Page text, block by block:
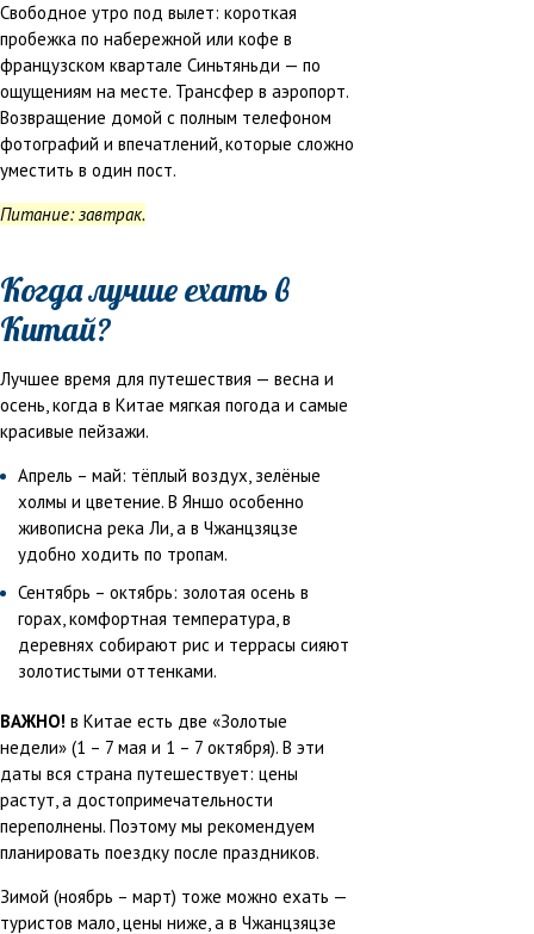
Свободное утро под вылет: короткая
пробежка по набережной или кофе в
французском квартале Синьтяньди — по
ощущениям на месте. Трансфер в аэропорт.
Возвращение домой с полным телефоном
фотографий и впечатлений, которые сложно
уместить в один пост.
Питание: завтрак.
Когда лучше ехать в
Китай?
Лучшее время для путешествия — весна и
осень, когда в Китае мягкая погода и самые
красивые пейзажи.
Апрель – май: тёплый воздух, зелёные
холмы и цветение. В Яншо особенно
живописна река Ли, а в Чжанцзяцзе
удобно ходить по тропам.
Сентябрь – октябрь: золотая осень в
горах, комфортная температура, в
деревнях собирают рис и террасы сияют
золотистыми оттенками.
ВАЖНО! в Китае есть две «Золотые
недели» (1 – 7 мая и 1 – 7 октября). В эти
даты вся страна путешествует: цены
растут, а достопримечательности
переполнены. Поэтому мы рекомендуем
планировать поездку после праздников.
Зимой (ноябрь – март) тоже можно ехать —
туристов мало, цены ниже, а в Чжанцзяцзе